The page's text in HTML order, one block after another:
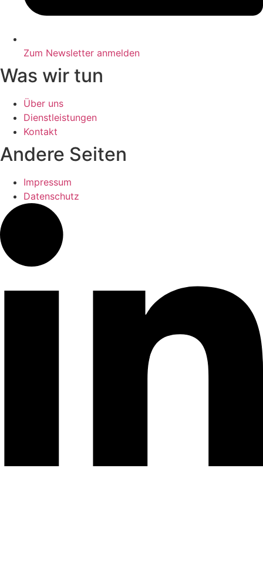
Zum Newsletter anmelden
Was wir tun
Über uns
Dienstleistungen
Kontakt
Andere Seiten
Impressum
Datenschutz